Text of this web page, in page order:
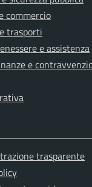
commercio
trasporti
e assistenza
e
trasparente